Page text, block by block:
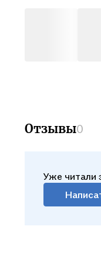
Отзывы0
Уже читали